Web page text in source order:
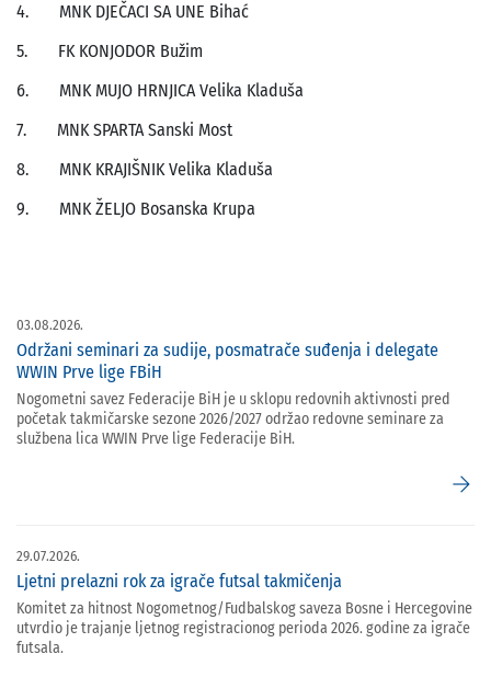
4. MNK DJEČACI SA UNE Bihać
5. FK KONJODOR Bužim
6. MNK MUJO HRNJICA Velika Kladuša
7. MNK SPARTA Sanski Most
8. MNK KRAJIŠNIK Velika Kladuša
9. MNK ŽELJO Bosanska Krupa
03.08.2026.
Održani seminari za sudije, posmatrače suđenja i delegate
WWIN Prve lige FBiH
Nogometni savez Federacije BiH je u sklopu redovnih aktivnosti pred
početak takmičarske sezone 2026/2027 održao redovne seminare za
službena lica WWIN Prve lige Federacije BiH.
arrow_forward
29.07.2026.
Ljetni prelazni rok za igrače futsal takmičenja
Komitet za hitnost Nogometnog/Fudbalskog saveza Bosne i Hercegovine
utvrdio je trajanje ljetnog registracionog perioda 2026. godine za igrače
futsala.